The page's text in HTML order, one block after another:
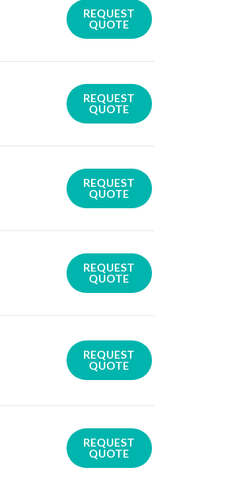
REQUEST
QUOTE
REQUEST
QUOTE
REQUEST
QUOTE
REQUEST
QUOTE
REQUEST
QUOTE
REQUEST
QUOTE